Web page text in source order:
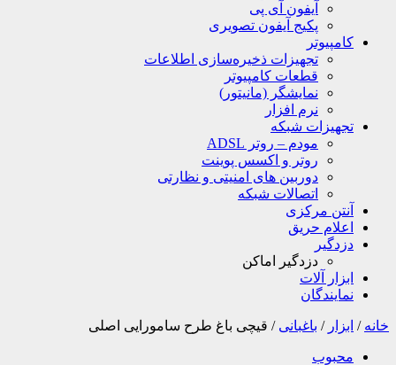
آیفون آی پی
پکیج آیفون تصویری
کامپیوتر
تجهیزات ذخیره‌سازی اطلاعات
قطعات کامپیوتر
نمایشگر (مانیتور)
نرم افزار
تجهیزات شبکه
مودم – روتر ADSL
روتر و اکسس پوینت
دوربین های امنیتی و نظارتی
اتصالات شبکه
آنتن مرکزی
اعلام حریق
دزدگیر
دزدگیر اماکن
ابزار آلات
نمایندگان
خانه / ابزار / باغبانی / قیچی باغ طرح سامورایی اصلی
محبوب